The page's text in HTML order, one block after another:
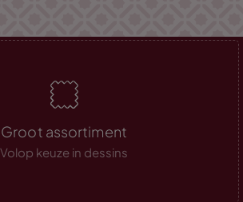
Groot assortiment
Volop keuze in dessins